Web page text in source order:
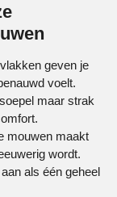
geven je
voelt.
maar strak
mouwen maakt
wordt.
als één geheel